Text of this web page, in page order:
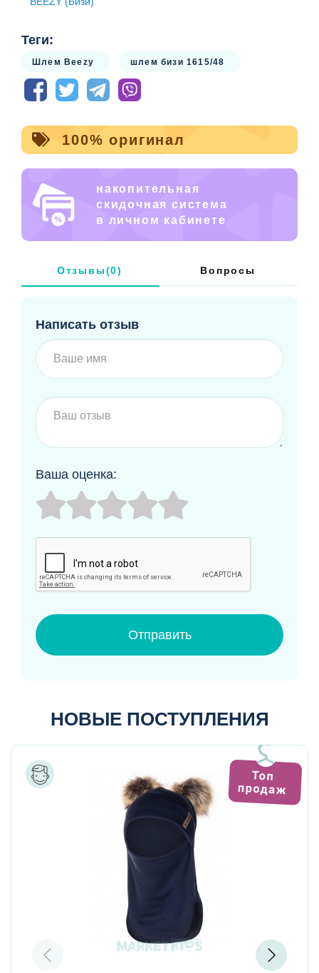
Теги:
Шлем Beezy шлем бизи 1615/48
100% оригинал
накопительная
скидочная система
в личном кабинете
Отзывы(0) Вопросы
Написать отзыв
Ваша оценка:
Отправить
НОВЫЕ ПОСТУПЛЕНИЯ